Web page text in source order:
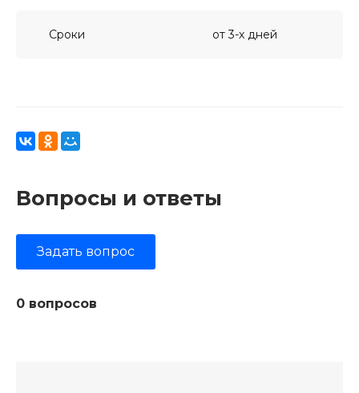
Сроки от 3-х дней
Вопросы и ответы
Задать вопрос
0 вопросов